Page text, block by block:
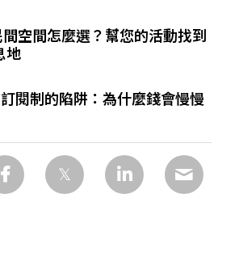
空間怎麼選？幫您的活動找到
地
閱制的陷阱：為什麼錢會慢慢